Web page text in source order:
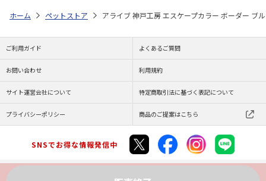
ホーム ペットストア アライブ 神戸工房 エスケープカラー ボーダー ブ
ご利用ガイド よくあるご質問
お問い合わせ 利用規約
サイト運営会社について 特定商取引法に基づく表記について
プライバシーポリシー 商品のご提案はこちら
SNSでお得な情報発信中